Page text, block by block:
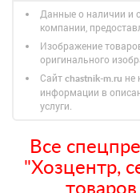
Данные о наличии и
компании,
Изображение
оригинального
Сайт chastnik-m.ru не
информации в
услуги.
Все
"Хозцентр,